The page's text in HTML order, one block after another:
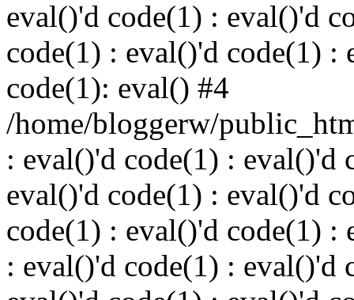
eval()'d code(1) : eval()'d
code(1) : eval()'d code(1) :
code(1): eval() #4
/home/bloggerw/
: eval()'d code(1) : eval()'d
eval()'d code(1) : eval()'d
code(1) : eval()'d code(1) :
: eval()'d code(1) : eval()'d